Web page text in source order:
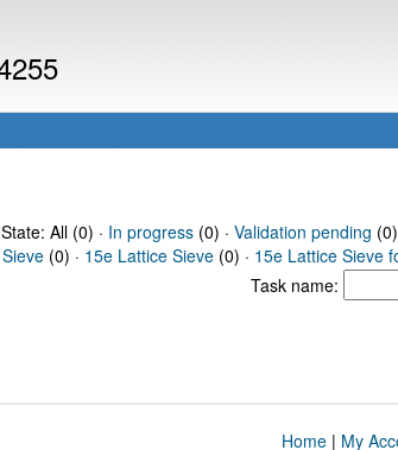
State: All (0) · In progress(0) · Validation pending
(0) · 15e Lattice Sieve (0) · 15e Lattice Sieve
Task name:
Home| My